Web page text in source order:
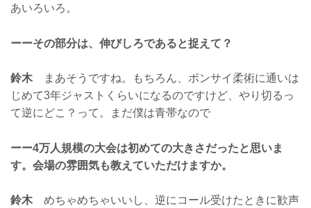
あいろいろ。
ーーその部分は、伸びしろであると捉えて？
鈴木 まあそうですね。もちろん、ボンサイ柔術に通いは
じめて3年ジャストくらいになるのですけど、やり切るっ
て逆にどこ？って。まだ僕は青帯なので
ーー4万人規模の大会は初めての大きさだったと思いま
す。会場の雰囲気も教えていただけますか。
鈴木 めちゃめちゃいいし、逆にコール受けたときに歓声